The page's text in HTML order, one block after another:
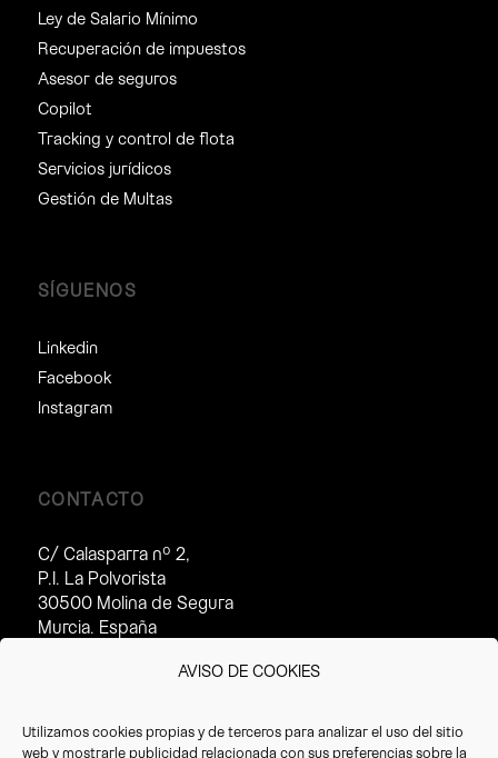
AVISO DE COOKIES
Utilizamos cookies propias y de terceros para analizar el uso del sitio
web y mostrarle publicidad relacionada con sus preferencias sobre la
Ley de Salario Mínimo
Recuperación de impuestos
Asesor de seguros
Copilot
Tracking y control de flota
Servicios jurídicos
Gestión de Multas
SÍGUENOS
Linkedin
Facebook
Instagram
CONTACTO
C/ Calasparra nº 2,
P.I. La Polvorista
30500 Molina de Segura
Murcia. España
Horario de atención al cliente:
· Verano(15/07 – 15/09):